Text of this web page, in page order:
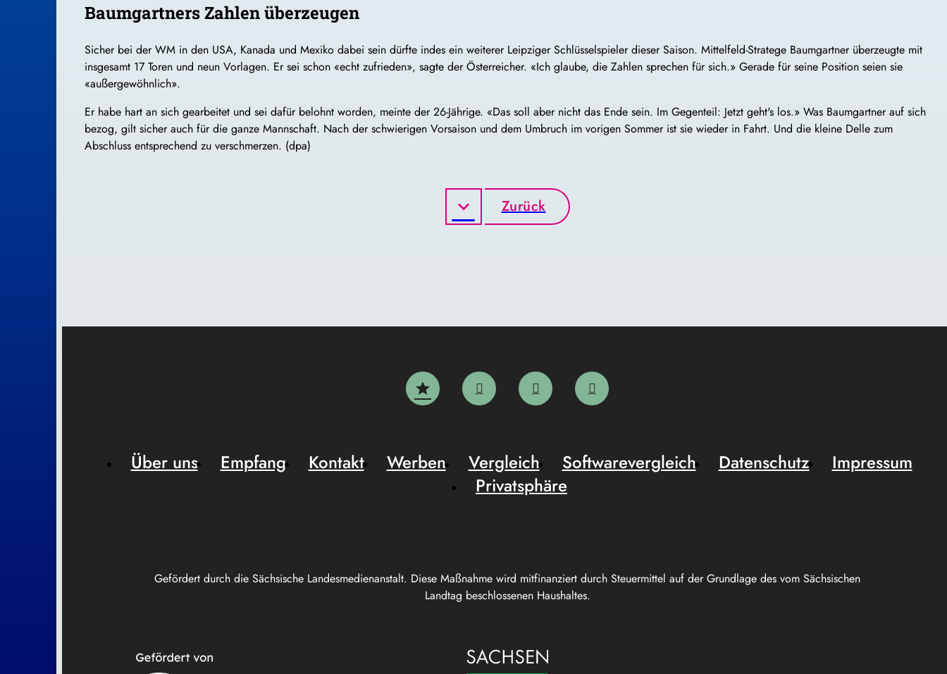
Baumgartners Zahlen überzeugen
Sicher bei der WM in den USA, Kanada und Mexiko dabei sein dürfte indes ein weiterer Leipziger Schlüsselspieler dieser Saison. Mittelfeld-Stratege Baumgartner überzeugte mit
insgesamt 17 Toren und neun Vorlagen. Er sei schon «echt zufrieden», sagte der Österreicher. «Ich glaube, die Zahlen sprechen für sich.» Gerade für seine Position seien sie
«außergewöhnlich».
Er habe hart an sich gearbeitet und sei dafür belohnt worden, meinte der 26-Jährige. «Das soll aber nicht das Ende sein. Im Gegenteil: Jetzt geht's los.» Was Baumgartner auf sich
bezog, gilt sicher auch für die ganze Mannschaft. Nach der schwierigen Vorsaison und dem Umbruch im vorigen Sommer ist sie wieder in Fahrt. Und die kleine Delle zum
Abschluss entsprechend zu verschmerzen. (dpa)
Zurück
Gefördert durch die Sächsische Landesmedienanstalt. Diese Maßnahme wird mitfinanziert durch Steuermittel auf der Grundlage des vom Sächsischen
Landtag beschlossenen Haushaltes.
Über uns Empfang Kontakt Werben Vergleich Softwarevergleich Datenschutz
Impressum
Privatsphäre